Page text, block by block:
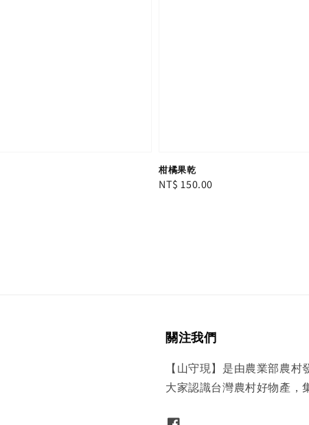
柑橘果乾
Regular
NT$ 150.00
關注我們
【山守現】是由農業部農
大家認識台灣農村好物產，